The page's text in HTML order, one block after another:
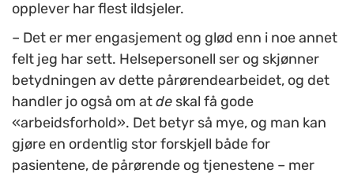
opplever har flest ildsjeler.
– Det er mer engasjement og glød enn i noe annet
felt jeg har sett. Helsepersonell ser og skjønner
betydningen av dette pårørendearbeidet, og det
handler jo også om atde skal få gode
«arbeidsforhold». Det betyr så mye, og man kan
gjøre en ordentlig stor forskjell både for
pasientene, de pårørende og tjenestene – mer